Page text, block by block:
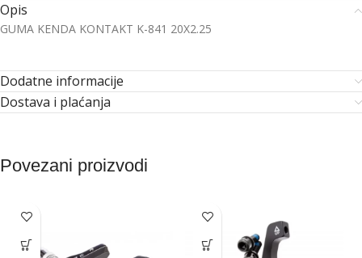
Opis
GUMA KENDA KONTAKT K-841 20X2.25
Dodatne informacije
Dostava i plaćanja
Povezani proizvodi